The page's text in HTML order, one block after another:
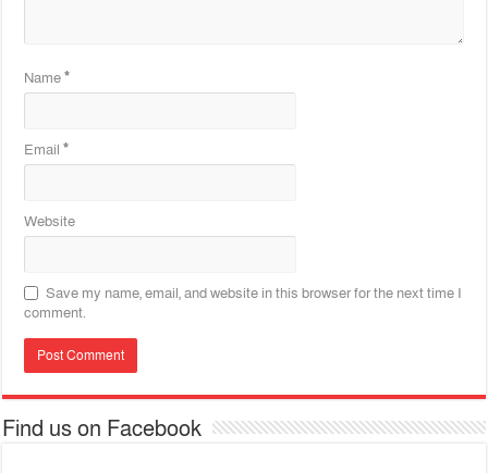
Name*
Email*
Website
Save my name, email, and website in this browser for the next time I
comment.
Find us on Facebook